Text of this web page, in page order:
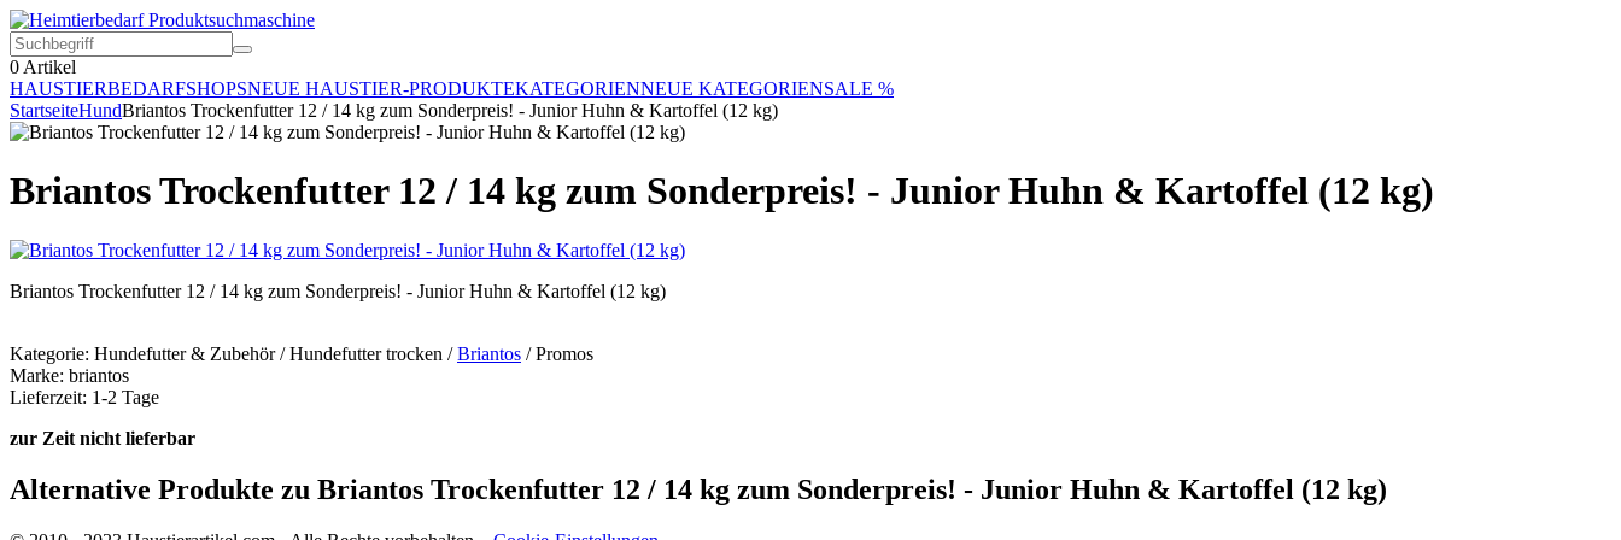
0 Artikel
HAUSTIERBEDARFSHOPSNEUE HAUSTIER-PRODUKTEKATEGORIENNEUE KATEGORIENSALE %
StartseiteHundBriantos Trockenfutter 12 / 14 kg zum Sonderpreis! - Junior Huhn & Kartoffel (12 kg)
Briantos Trockenfutter 12 / 14 kg zum Sonderpreis! - Junior Huhn & Kartoffel (12 kg)
Briantos Trockenfutter 12 / 14 kg zum Sonderpreis! - Junior Huhn & Kartoffel (12 kg)
Kategorie: Hundefutter & Zubehör / Hundefutter trocken /Briantos / Promos
Marke: briantos
Lieferzeit: 1-2 Tage
zur Zeit nicht lieferbar
Alternative Produkte zu Briantos Trockenfutter 12 / 14 kg zum Sonderpreis! - Junior Huhn & Kartoffel (12 kg)